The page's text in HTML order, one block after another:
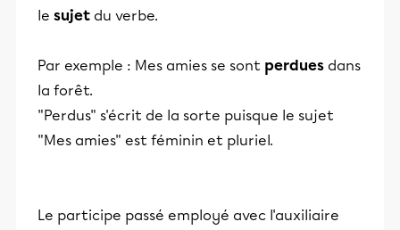
le sujet du verbe.
Par exemple : Mes amies se sont perdues dans
la forêt.
"Perdus" s'écrit de la sorte puisque le sujet
"Mes amies" est féminin et pluriel.
Le participe passé employé avec l'auxiliaire